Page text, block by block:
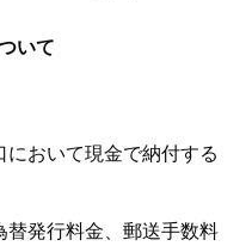
いて
おいて現金で納付する
替発行料金、郵送手数料